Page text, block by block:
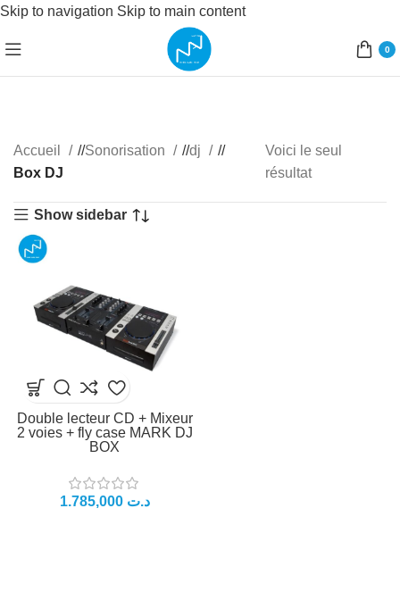
Skip to navigation Skip to main content
0
Accueil / Sonorisation / dj
/
Box DJ
Voici le seul
résultat
Show sidebar
Double lecteur CD + Mixeur
2 voies + fly case MARK DJ
BOX
د.ت